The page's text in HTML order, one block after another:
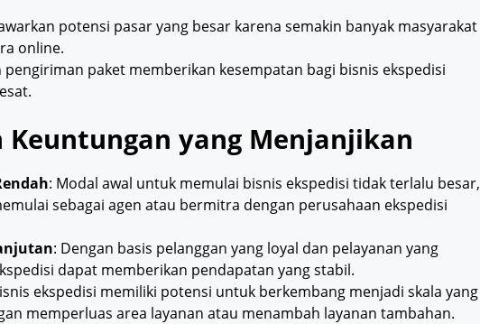
potensi pasar yang besar karena semakin banyak masyarakat
online.
paket memberikan kesempatan bagi bisnis ekspedisi
Keuntungan yang Menjanjikan
: Modal awal untuk memulai bisnis ekspedisi tidak terlalu besar,
sebagai agen atau bermitra dengan perusahaan ekspedisi
: Dengan basis pelanggan yang loyal dan pelayanan yang
dapat memberikan pendapatan yang stabil.
ekspedisi memiliki potensi untuk berkembang menjadi skala yang
memperluas area layanan atau menambah layanan tambahan.